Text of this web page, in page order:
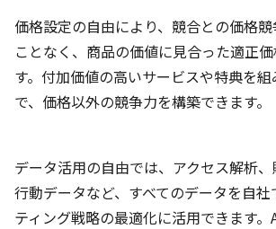
価格設定の自由により、競合との価格
ことなく、商品の価値に見合った適正
す。付加価値の高いサービスや特典を
で、価格以外の競争力を構築できます。
データ活用の自由では、アクセス解析
行動データなど、すべてのデータを自
ティング戦略の最適化に活用できます